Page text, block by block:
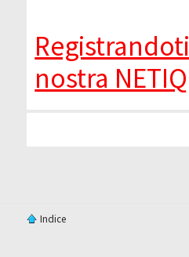
nostra
Indice